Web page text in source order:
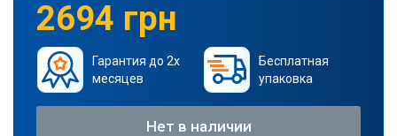
2694 грн
Гарантия до 2х
месяцев
Бесплатная
упаковка
Нет в наличии